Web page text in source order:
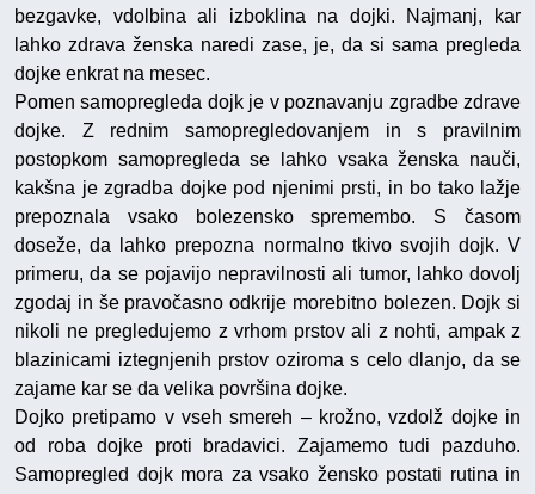
bezgavke, vdolbina ali izboklina na dojki. Najmanj, kar
lahko zdrava ženska naredi zase, je, da si sama pregleda
dojke enkrat na mesec.
Pomen samopregleda dojk je v poznavanju zgradbe zdrave
dojke. Z rednim samopregledovanjem in s pravilnim
postopkom samopregleda se lahko vsaka ženska nauči,
kakšna je zgradba dojke pod njenimi prsti, in bo tako lažje
prepoznala vsako bolezensko spremembo. S časom
doseže, da lahko prepozna normalno tkivo svojih dojk. V
primeru, da se pojavijo nepravilnosti ali tumor, lahko dovolj
zgodaj in še pravočasno odkrije morebitno bolezen. Dojk si
nikoli ne pregledujemo z vrhom prstov ali z nohti, ampak z
blazinicami iztegnjenih prstov oziroma s celo dlanjo, da se
zajame kar se da velika površina dojke.
Dojko pretipamo v vseh smereh – krožno, vzdolž dojke in
od roba dojke proti bradavici. Zajamemo tudi pazduho.
Samopregled dojk mora za vsako žensko postati rutina in